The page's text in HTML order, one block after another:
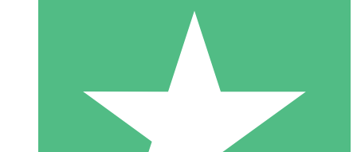
10 Downloads
20 00